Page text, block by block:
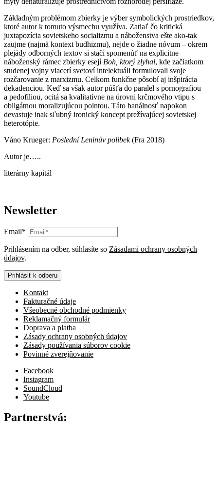
Základným problémom zbierky je výber symbolických prostriedkov,
ktoré autor k tomuto výsmechu využíva. Zatiaľ čo kritická
juxtapozícia sovietskeho socializmu a náboženstva ešte ako-tak
zaujme (najmä kontext budhizmu), nejde o žiadne nóvum – okrem
plejády odborných textov si stačí spomenúť na explicitne
náboženský rámec zbierky esejí Boh, ktorý zlyhal, kde začiatkom
studenej vojny viacerí svetoví intelektuáli formulovali svoje
rozčarovanie z marxizmu. Celkom funkčne pôsobí aj inšpirácia
dekadenciou. Keď sa však autor púšťa do paralel s pornografiou
a pedofíliou, ocitá sa kvalitatívne na úrovni krčmového vtipu s
obligátnou moralizujúcou pointou. Táto banálnosť napokon
devastuje inak sľubný ironický koncept prežívajúcej sovietskej
heterotópie.
Váno Krueger: Poslední Leninův polibek(Fra 2018)
Autor je…..
literárny kapitál
Newsletter
Email*
Prihlásením na odber, súhlasíte so Zásadami ochrany osobných
údajov.
Prihlásiť k odberu
Kontakt
Fakturačné údaje
Všeobecné obchodné podmienky
Reklamačný formulár
Doprava a platba
Zásady ochrany osobných údajov
Zásady používania súborov cookie
Povinné zverejňovanie
Facebook
Instagram
SoundCloud
Youtube
Partnerstvá: